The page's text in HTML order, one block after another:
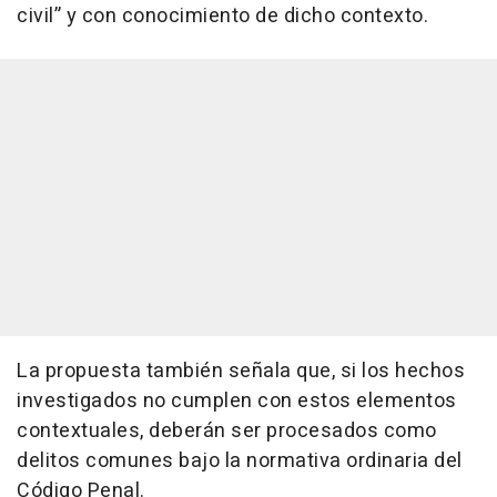
civil” y con conocimiento de dicho contexto.
La propuesta también señala que, si los hechos
investigados no cumplen con estos elementos
contextuales, deberán ser procesados como
delitos comunes bajo la normativa ordinaria del